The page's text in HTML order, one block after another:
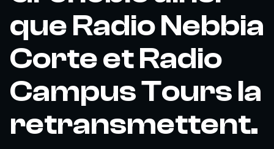
que Radio Nebbia
Corte et Radio
Campus Tours la
retransmettent.